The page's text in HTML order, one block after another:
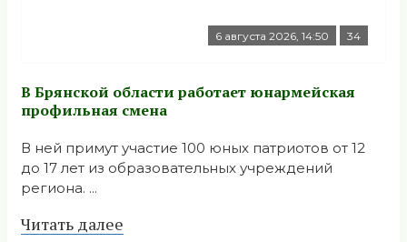
6 августа 2026, 14:50 34
В Брянской области работает юнармейская
профильная смена
В ней примут участие 100 юных патриотов от 12
до 17 лет из образовательных учреждений
региона. ...
Читать далее